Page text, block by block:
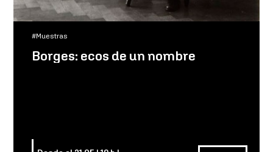
#Muestras
Borges: ecos de un nombre